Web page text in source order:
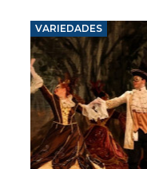
VARIEDADES